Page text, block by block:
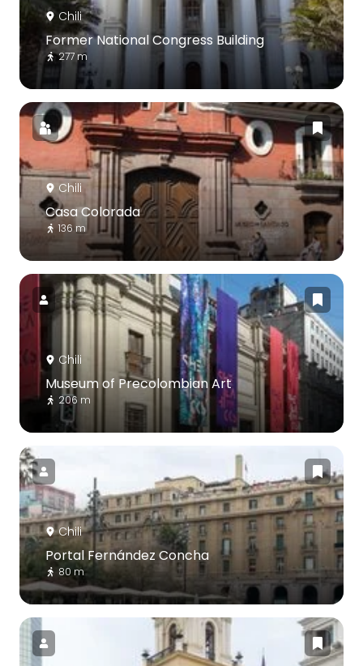
Chili
Former National Congress Building
277 m
Chili
Casa Colorada
136 m
Chili
Museum of Precolombian Art
206 m
Chili
Portal Fernández Concha
80 m